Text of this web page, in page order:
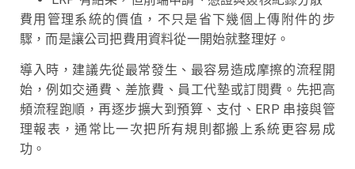
費用管理系統的價值，不只是省下幾個上傳附件的步
驟，而是讓公司把費用資料從一開始就整理好。
導入時，建議先從最常發生、最容易造成摩擦的流程開
始，例如交通費、差旅費、員工代墊或訂閱費。先把高
頻流程跑順，再逐步擴大到預算、支付、ERP 串接與管
理報表，通常比一次把所有規則都搬上系統更容易成
功。